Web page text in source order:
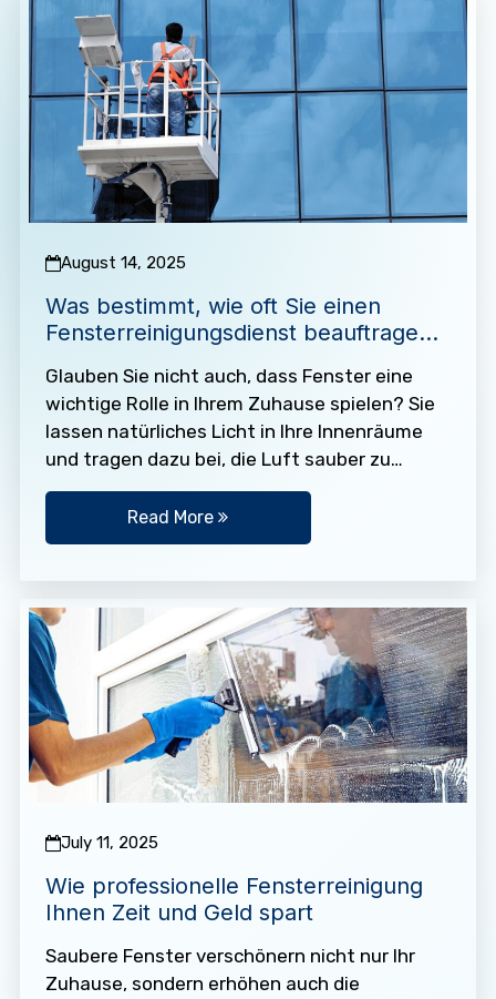
August 14, 2025
Was bestimmt, wie oft Sie einen
Fensterreinigungsdienst beauftragen
Glauben Sie nicht auch, dass Fenster eine
wichtige Rolle in Ihrem Zuhause spielen? Sie
lassen natürliches Licht in Ihre Innenräume
und tragen dazu bei, die Luft sauber zu
halten. Wenn…
Read More
July 11, 2025
Wie professionelle Fensterreinigung
Ihnen Zeit und Geld spart
Saubere Fenster verschönern nicht nur Ihr
Zuhause, sondern erhöhen auch die